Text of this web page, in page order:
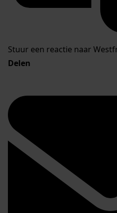
Stuur een reactie naar
Delen